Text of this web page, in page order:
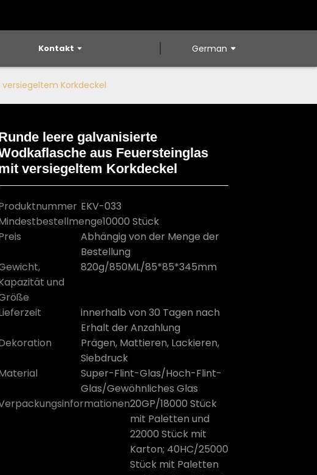
Kontakt German
Korkdeckel
Loading...
Loading...
leere galvanisierte
aus Feuersteinglas
versiegeltem Korkdeckel
EKV-033
10000 Stück
Abhängig von der Menge der
Bestellung
und
820g/850ML/85*85*345mm
innerhalb von 30 Tagen nach
Erhalt der Anzahlung
Prägen, Mattieren, Lackieren,
Siebdruck
Super-Flint-Glas/Hoch-Flint-
Glas/Gewöhnliches Glas
20GP/18000 Stück
mit Paletten und
22000 Stück mit
Karton; 40HC/25000
Stück mit Paletten